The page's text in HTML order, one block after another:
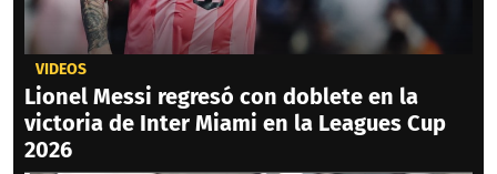
VIDEOS
Lionel Messi regresó con doblete en la
victoria de Inter Miami en la Leagues Cup
2026